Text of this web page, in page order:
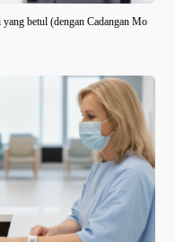
betul (dengan Cadangan Mo